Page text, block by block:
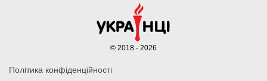
Політика конфіденційності
© 2018 - 2026